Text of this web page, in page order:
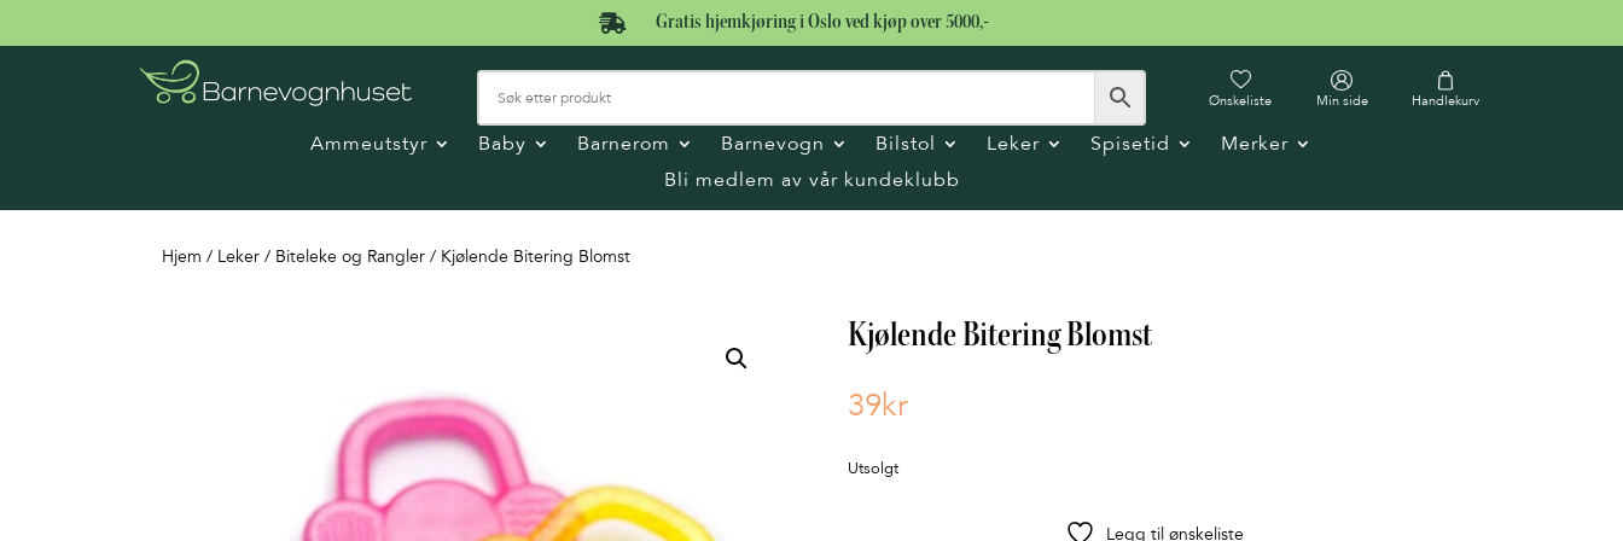
 Gratis hjemkjøring i Oslo ved kjøp over 5000,-
Ønskeliste Min side Handlekurv
Ammeutstyr Baby Barnerom Barnevogn Bilstol Leker Spisetid
Merker
Bli medlem av vår kundeklubb
Hjem / Leker / Biteleke og Rangler / Kjølende Bitering Blomst
Kjølende Bitering Blomst
39kr
Utsolgt
Legg til ønskeliste